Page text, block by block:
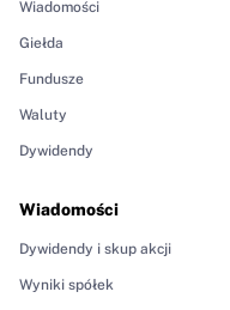
Wiadomości
Giełda
Fundusze
Waluty
Dywidendy
Wiadomości
Dywidendy i skup akcji
Wyniki spółek